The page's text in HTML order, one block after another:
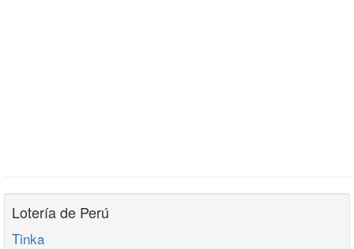
Lotería de Perú
Tinka